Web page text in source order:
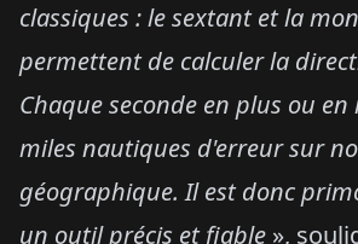
classiques : le sextant et la
permettent de calculer la
Chaque seconde en plus ou en
miles nautiques d'erreur sur
géographique. Il est donc
un outil précis et fiable »,